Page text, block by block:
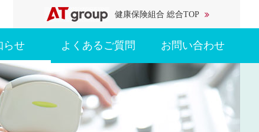
健康保険組合 総合TOP
らせ よくあるご質問 お問い合わせ